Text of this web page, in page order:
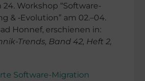
Workshop “Software-
& ‑Evolu­tion” am 02.–04.
Honnef, erschie­nen in:
Trends, Band 42, Heft 2,
Software-Migration